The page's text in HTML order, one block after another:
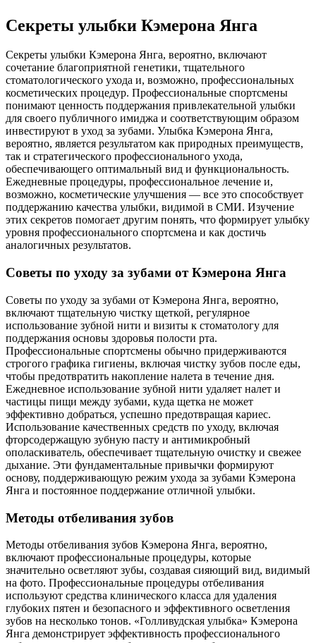
Секреты улыбки Кэмерона Янга
Секреты улыбки Кэмерона Янга, вероятно, включают
сочетание благоприятной генетики, тщательного
стоматологического ухода и, возможно, профессиональных
косметических процедур. Профессиональные спортсмены
понимают ценность поддержания привлекательной улыбки
для своего публичного имиджа и соответствующим образом
инвестируют в уход за зубами. Улыбка Кэмерона Янга,
вероятно, является результатом как природных преимуществ,
так и стратегического профессионального ухода,
обеспечивающего оптимальный вид и функциональность.
Ежедневные процедуры, профессиональное лечение и,
возможно, косметические улучшения — все это способствует
поддержанию качества улыбки, видимой в СМИ. Изучение
этих секретов помогает другим понять, что формирует улыбку
уровня профессионального спортсмена и как достичь
аналогичных результатов.
Советы по уходу за зубами от Кэмерона Янга
Советы по уходу за зубами от Кэмерона Янга, вероятно,
включают тщательную чистку щеткой, регулярное
использование зубной нити и визиты к стоматологу для
поддержания основы здоровья полости рта.
Профессиональные спортсмены обычно придерживаются
строгого графика гигиены, включая чистку зубов после еды,
чтобы предотвратить накопление налета в течение дня.
Ежедневное использование зубной нити удаляет налет и
частицы пищи между зубами, куда щетка не может
эффективно добраться, успешно предотвращая кариес.
Использование качественных средств по уходу, включая
фторсодержащую зубную пасту и антимикробный
ополаскиватель, обеспечивает тщательную очистку и свежее
дыхание. Эти фундаментальные привычки формируют
основу, поддерживающую режим ухода за зубами Кэмерона
Янга и постоянное поддержание отличной улыбки.
Методы отбеливания зубов
Методы отбеливания зубов Кэмерона Янга, вероятно,
включают профессиональные процедуры, которые
значительно осветляют зубы, создавая сияющий вид, видимый
на фото. Профессиональные процедуры отбеливания
используют средства клинического класса для удаления
глубоких пятен и безопасного и эффективного осветления
зубов на несколько тонов. «Голливудская улыбка» Кэмерона
Янга демонстрирует эффективность профессионального